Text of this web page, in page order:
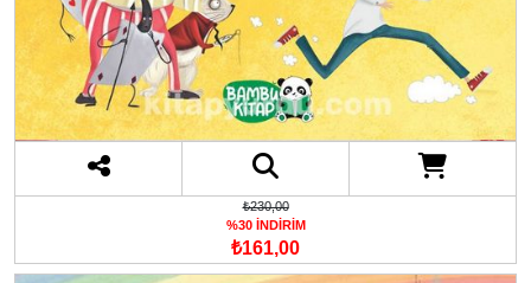
₺230,00
%30 İNDİRİM
₺161,00